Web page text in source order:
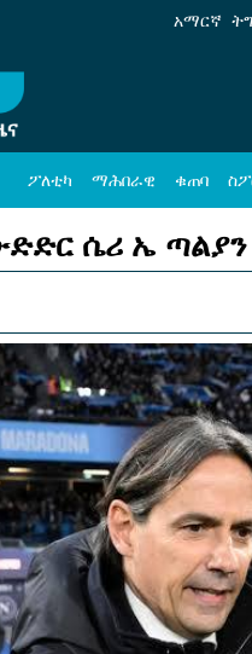
… - ኢዜአ ትግርኛ
አማርኛ
ፖለቲካ ማሕበራዊ ቁጠባ
ሴሪ ኤ